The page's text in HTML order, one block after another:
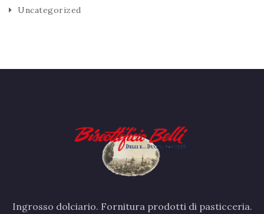
Uncategorized
Ingrosso dolciario. Fornitura prodotti di pasticceria.